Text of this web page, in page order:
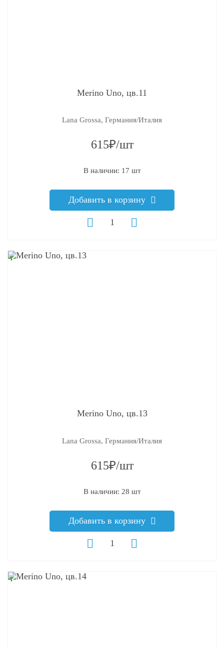
Merino Uno, цв.11
Lana Grossa, Германия/Италия
615₽/шт
В наличии: 17 шт
Добавить в корзину
q
Merino Uno, цв.13
Lana Grossa, Германия/Италия
615₽/шт
В наличии: 28 шт
Добавить в корзину
q